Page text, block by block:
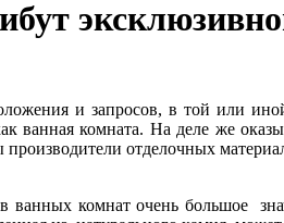
и запросов, в той или
ванная комната. На деле же
отделочных
комнат очень большое